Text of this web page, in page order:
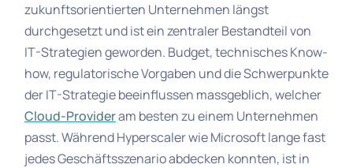
zukunftsorientierten Unternehmen längst
durchgesetzt und ist ein zentraler Bestandteil von
IT-Strategien geworden. Budget, technisches Know-
how, regulatorische Vorgaben und die Schwerpunkte
der IT-Strategie beeinflussen massgeblich, welcher
Cloud-Provideram besten zu einem Unternehmen
passt. Während Hyperscaler wie Microsoft lange fast
jedes Geschäftsszenario abdecken konnten, ist in